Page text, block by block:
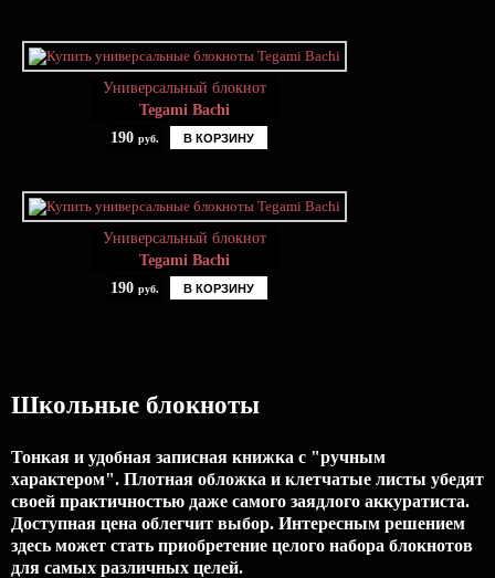
Универсальный блокнот
Tegami Bachi
190 руб. В КОРЗИНУ
Универсальный блокнот
Tegami Bachi
190 руб. В КОРЗИНУ
Школьные блокноты
Тонкая и удобная записная книжка с "ручным
характером". Плотная обложка и клетчатые листы убедят
своей практичностью даже самого заядлого аккуратиста.
Доступная цена облегчит выбор. Интересным решением
здесь может стать приобретение целого набора блокнотов
для самых различных целей.